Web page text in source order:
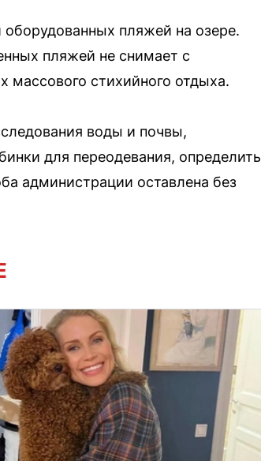
пляжей на озере.
пляжей не снимает с
массового стихийного отдыха.
воды и почвы,
для переодевания, определить
администрации оставлена без